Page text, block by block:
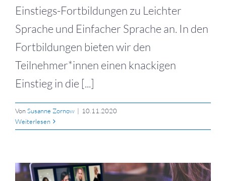
Einstiegs-Fortbildungen zu Leichter
Sprache und Einfacher Sprache an. In den
Fortbildungen bieten wir den
Teilnehmer*innen einen knackigen
Einstieg in die [...]
VonSusanne Zornow | 10.11.2020
Weiterlesen